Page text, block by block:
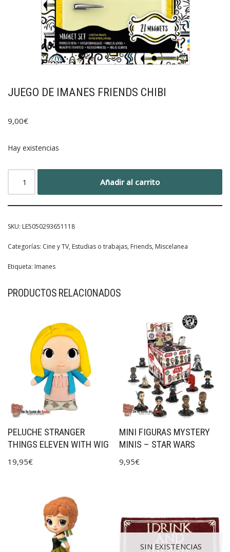
JUEGO DE IMANES FRIENDS CHIBI
9,00€
Hay existencias
Añadir al carrito
SKU: LE5050293651118
Categorías: Cine y TV, Estudias o trabajas, Friends, Miscelanea
Etiqueta: Imanes
PRODUCTOS RELACIONADOS
PELUCHE STRANGER
THINGS ELEVEN WITH WIG
19,95€
MINI FIGURAS MYSTERY
MINIS – STAR WARS
9,95€
SIN EXISTENCIAS